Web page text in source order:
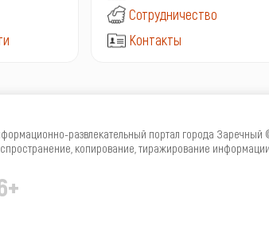
Сотрудничество
Контакты
развлекательный портал города
копирование, тиражирование